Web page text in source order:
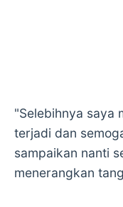
"Selebihnya saya
terjadi dan
sampaikan nanti
menerangkan